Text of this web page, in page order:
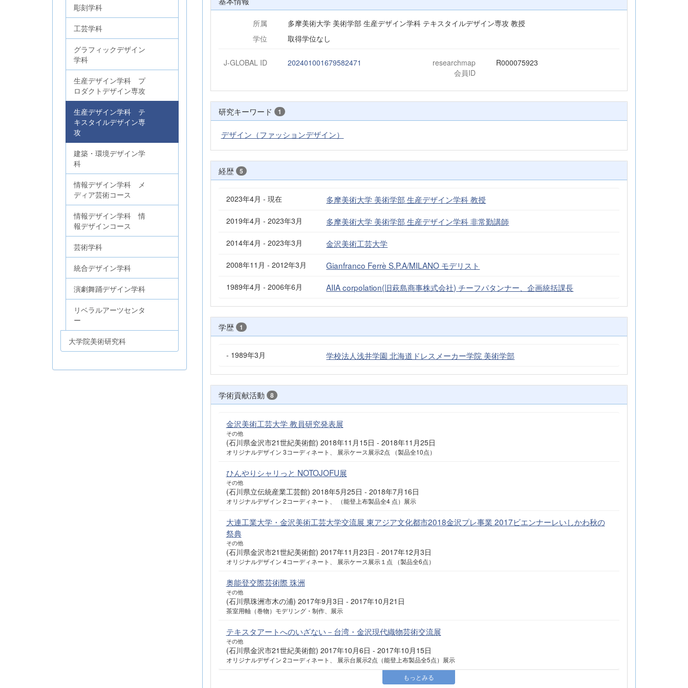
所属
多摩美術大学 美術学部 生産デザイン学科 テキスタイルデザイン専攻 教授
学位
取得学位なし
J-GLOBAL ID 202401001679582471
researchmap
会員ID
R000075923
研究キーワード 1
デザイン（ファッションデザイン）
経歴 5
2023年4月 - 現在 多摩美術大学 美術学部 生産デザイン学科 教授
2019年4月 - 2023年3月 多摩美術大学 美術学部 生産デザイン学科 非常勤講師
2014年4月 - 2023年3月 金沢美術工芸大学
2008年11月 - 2012年3月 Gianfranco Ferrè S.P.A/MILANO モデリスト
1989年4月 - 2006年6月 AIIA corpolation(旧萩島商事株式会社) チーフパタンナー、企画統括課長
学歴 1
- 1989年3月 学校法人浅井学園 北海道ドレスメーカー学院 美術学部
学術貢献活動 8
金沢美術工芸大学 教員研究発表展
その他
(石川県金沢市21世紀美術館) 2018年11月15日 - 2018年11月25日
オリジナルデザイン 3コーディネート、 展示ケース展示2点 （製品全10点）
ひんやりシャリっと NOTOJOFU展
その他
(石川県立伝統産業工芸館) 2018年5月25日 - 2018年7月16日
オリジナルデザイン 2コーディネート、 （能登上布製品全4 点）展示
大連工業大学・金沢美術工芸大学交流展 東アジア文化都市2018金沢プレ事業 2017ビエンナーレいしかわ秋の
祭典
その他
(石川県金沢市21世紀美術館) 2017年11月23日 - 2017年12月3日
オリジナルデザイン 4コーディネート、 展示ケース展示１点 （製品全6点）
奥能登交際芸術際 珠洲
その他
(石川県珠洲市木の浦) 2017年9月3日 - 2017年10月21日
茶室用軸（巻物）モデリング・制作、展示
テキスタアートへのいざない－台湾・金沢現代織物芸術交流展
その他
(石川県金沢市21世紀美術館) 2017年10月6日 - 2017年10月15日
オリジナルデザイン 2コーディネート、 展示台展示2点（能登上布製品全5点）展示
もっとみる
彫刻学科
工芸学科
グラフィックデザイン
学科
生産デザイン学科 プ
ロダクトデザイン専攻
生産デザイン学科 テ
キスタイルデザイン専
攻
建築・環境デザイン学
科
情報デザイン学科 メ
ディア芸術コース
情報デザイン学科 情
報デザインコース
芸術学科
統合デザイン学科
演劇舞踊デザイン学科
リベラルアーツセンタ
ー
大学院美術研究科